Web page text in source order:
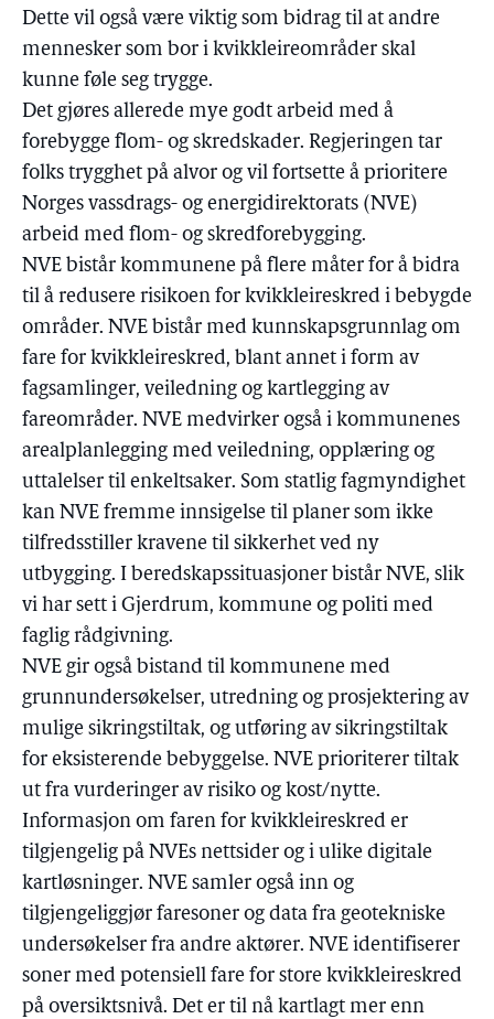
Dette vil også være viktig som bidrag til at andre
mennesker som bor i kvikkleireområder skal
kunne føle seg trygge.
Det gjøres allerede mye godt arbeid med å
forebygge flom- og skredskader. Regjeringen tar
folks trygghet på alvor og vil fortsette å prioritere
Norges vassdrags- og energidirektorats (NVE)
arbeid med flom- og skredforebygging.
NVE bistår kommunene på flere måter for å bidra
til å redusere risikoen for kvikkleireskred i bebygde
områder. NVE bistår med kunnskapsgrunnlag om
fare for kvikkleireskred, blant annet i form av
fagsamlinger, veiledning og kartlegging av
fareområder. NVE medvirker også i kommunenes
arealplanlegging med veiledning, opplæring og
uttalelser til enkeltsaker. Som statlig fagmyndighet
kan NVE fremme innsigelse til planer som ikke
tilfredsstiller kravene til sikkerhet ved ny
utbygging. I beredskapssituasjoner bistår NVE, slik
vi har sett i Gjerdrum, kommune og politi med
faglig rådgivning.
NVE gir også bistand til kommunene med
grunnundersøkelser, utredning og prosjektering av
mulige sikringstiltak, og utføring av sikringstiltak
for eksisterende bebyggelse. NVE prioriterer tiltak
ut fra vurderinger av risiko og kost/nytte.
Informasjon om faren for kvikkleireskred er
tilgjengelig på NVEs nettsider og i ulike digitale
kartløsninger. NVE samler også inn og
tilgjengeliggjør faresoner og data fra geotekniske
undersøkelser fra andre aktører. NVE identifiserer
soner med potensiell fare for store kvikkleireskred
på oversiktsnivå. Det er til nå kartlagt mer enn